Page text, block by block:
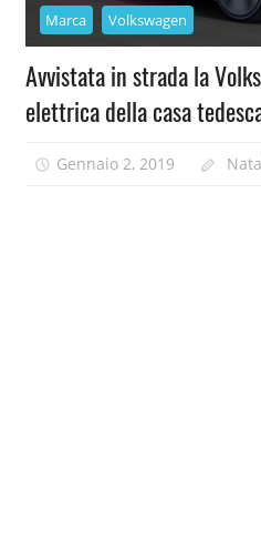
Marca Volkswagen
Avvistata in strada la
elettrica della casa
Gennaio 2, 2019